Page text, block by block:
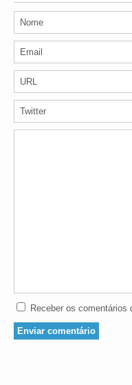
Receber os comentários